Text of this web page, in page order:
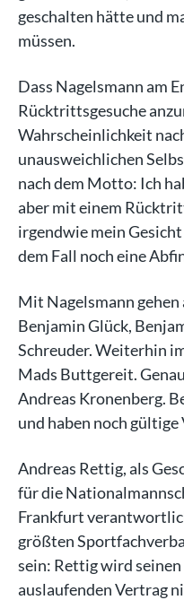
geschalten hätte und
müssen.
Dass Nagelsmann am
Rücktrittsgesuche
Wahrscheinlichkeit
unausweichlichen
nach dem Motto: Ich
aber mit einem
irgendwie mein
dem Fall noch eine
Mit Nagelsmann gehen
Benjamin Glück,
Schreuder. Weiterhin
Mads Buttgereit.
Andreas Kronenberg.
und haben noch gültige
Andreas Rettig, als
für die
Frankfurt
größten
sein: Rettig wird seinen
auslaufenden Vertrag